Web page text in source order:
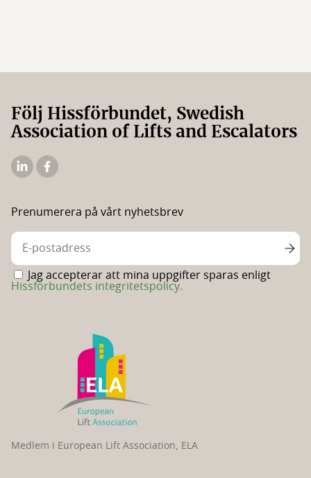
Följ Hissförbundet, Swedish
Association of Lifts and Escalators
Medlem i European Lift Association, ELA
Prenumerera på vårt nyhetsbrev
Jag accepterar att mina uppgifter sparas enligt
Hissförbundets integritetspolicy.